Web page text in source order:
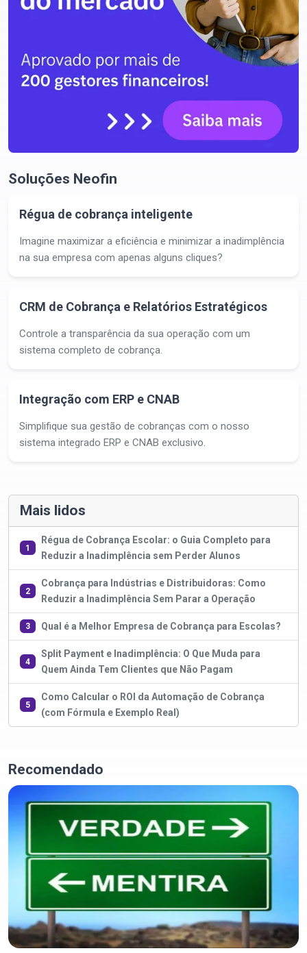
Soluções Neofin
Régua de cobrança inteligente
Imagine maximizar a eficiência e minimizar a inadimplência
na sua empresa com apenas alguns cliques?
CRM de Cobrança e Relatórios Estratégicos
Controle a transparência da sua operação com um
sistema completo de cobrança.
Integração com ERP e CNAB
Simplifique sua gestão de cobranças com o nosso
sistema integrado ERP e CNAB exclusivo.
Mais lidos
1
Régua de Cobrança Escolar: o Guia Completo para
Reduzir a Inadimplência sem Perder Alunos
2
Cobrança para Indústrias e Distribuidoras: Como
Reduzir a Inadimplência Sem Parar a Operação
3 Qual é a Melhor Empresa de Cobrança para Escolas?
4
Split Payment e Inadimplência: O Que Muda para
Quem Ainda Tem Clientes que Não Pagam
5
Como Calcular o ROI da Automação de Cobrança
(com Fórmula e Exemplo Real)
Recomendado